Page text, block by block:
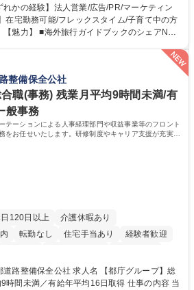
す。 【業務詳細】■『地球の歩
クのNo.1ブランドであり、国内旅行において
進支援においても、業界を牽引する意欲的な
TRIP」は、海外旅行ガイドブックと同様
ランドに成長しております■旅が業務であ
境です 募集職種 【企画営業/行
】旅行ガイドブック『地球の歩き方』
かの経験】法人営業/広告/PR/マーケティン
在宅勤務可能/フレックスタイム/子育て中の方
行ガイドブックは立ち上げ間もない新規事業
してどう取り組むか、共に形を作るコアメン
学力： 資
整備保全公社
合職(事務) 残業月平均9時間未満/有
般事務
テーションによる人事経理部門や収益事業等のフロント
をお任せいたします。研修制度やキャリア支援が充実し
120日以上
介護休暇あり
転勤なし 住宅手当あり
経験者歓迎
当あり 食事補助あり
求人名 【都庁グループ】総
満／有給年平均16日取得 仕事の内容 当